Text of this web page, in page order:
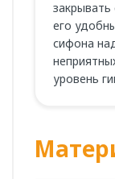
его
сифона
уровень